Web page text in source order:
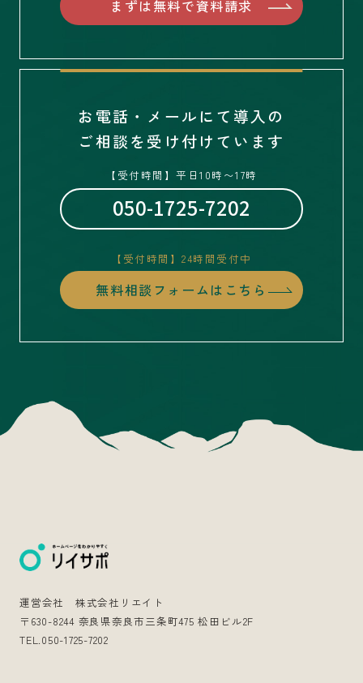
まずは無料で資料請求
お電話・メールにて導入の
ご相談を受け付けています
【受付時間】平日10時〜17時
050-1725-7202
【受付時間】24時間受付中
無料相談フォームはこちら
運営会社 株式会社リエイト
〒630-8244 奈良県奈良市三条町475 松田ビル2F
TEL.050-1725-7202